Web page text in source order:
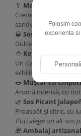
🥄 Maioneză
Cremoasă, afumată
sandvișuri.
🥃 Sos BBQ Bourbon
Dulce, afumat și
🍅 Ketchup Chipotle
Un clasic
echilibrată.
🌭 Muștar cu
Aromă intensă, cu
🌿 Sos Picant
Proaspăt și citric, cu
Poți alege un alt sos
🎁 Ambalaj artizanal
Folosim
experienta